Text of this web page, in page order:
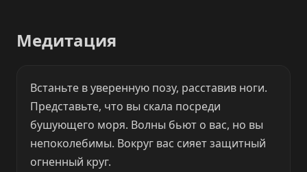
Медитация
Встаньте в уверенную позу, расставив ноги.
Представьте, что вы скала посреди
бушующего моря. Волны бьют о вас, но вы
непоколебимы. Вокруг вас сияет защитный
огненный круг.